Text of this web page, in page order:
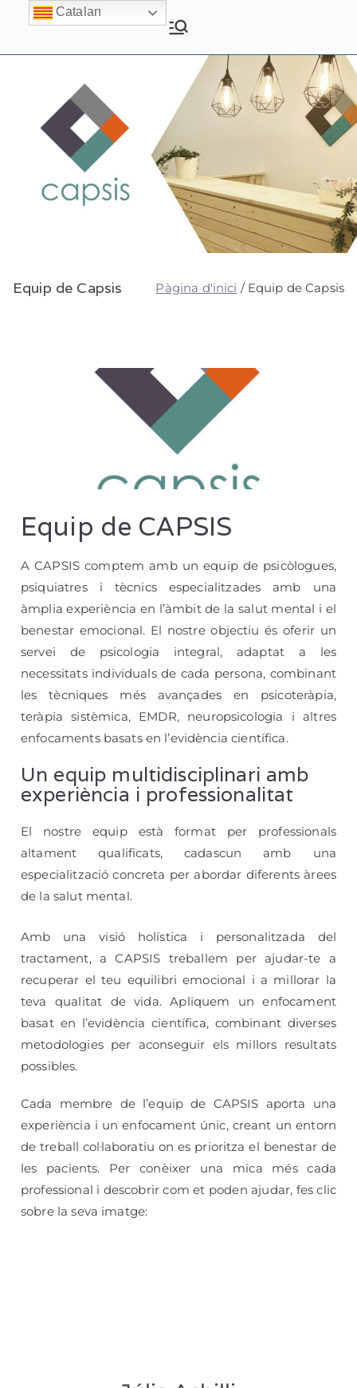
Capsis Vilanova
Psicologia i Psiquiatria
Equip de Capsis Pàgina d'inici Equip de Capsis
Equip de CAPSIS
A CAPSIS comptem amb un equip de psicòlogues,
psiquiatresi tècnics especialitzades amb una
àmplia experiència en l’àmbit de lasalut mental i el
benestar emocional. El nostre objectiu és oferir un
servei de psicologia integral, adaptat a les
necessitats individuals de cada persona, combinant
les tècniques més avançades en psicoteràpia,
teràpia sistèmica, EMDR, neuropsicologia i altres
enfocaments basats en l’evidència científica.
Un equip multidisciplinari amb
experiència i professionalitat
El nostre equip està format per professionals
altament qualificats, cadascun amb una
especialització concreta per abordar diferents àrees
de la salut mental.
Amb una visió holística i personalitzada del
tractament, a CAPSIS treballem per ajudar-te a
recuperar el teu equilibri emocional i a millorar la
teva qualitat de vida. Apliquem un enfocament
basat en l’evidència científica, combinant diverses
metodologies per aconseguir els millors resultats
possibles.
Cada membre de l’equip de CAPSIS aporta una
experiència i un enfocament únic, creant un entorn
de treball col·laboratiu on es prioritza el benestar de
les pacients. Per conèixer una mica més cada
professional i descobrir com et poden ajudar, fes clic
sobre la seva imatge:
Catalan